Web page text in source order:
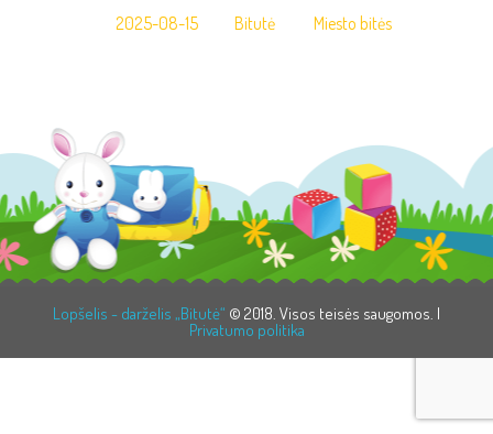
2025-08-15 Bitutė Miesto bitės
Lopšelis - darželis „Bitutė“ © 2018. Visos teisės saugomos. |
Privatumo politika